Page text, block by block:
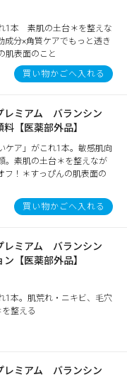
1本 素肌の土台＊を整えな
成分×角質ケアでもっと透き
肌表面のこと
買い物かごへ入れる
ミアム バランシン
【医薬部外品】
ケア」がこれ1本。敏感肌向
。素肌の土台＊を整えなが
フ！＊すっぴんの肌表面の
買い物かごへ入れる
ミアム バランシン
【医薬部外品】
1本。肌荒れ・ニキビ、毛穴
整える
ミアム バランシン